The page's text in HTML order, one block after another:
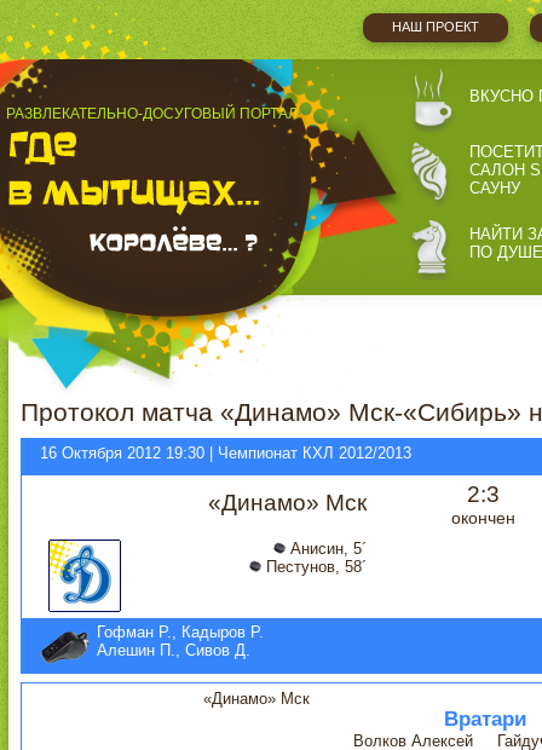
НАШ ПРОЕКТ
РАЗВЛЕКАТЕЛЬНО-ДОСУГОВЫЙ ПОРТАЛ
ВКУСНО
САЛОН
САУНУ
НАЙТИ
ПО ДУШЕ
Протокол матча «Динамо» Мск-«Сибирь»
16 Октября 2012 19:30 | Чемпионат КХЛ 2012/2013
«Динамо» Мск 2:3
окончен
Анисин, 5´
Пестунов, 58´
Гофман Р., Кадыров Р.
Алешин П., Сивов Д.
«Динамо» Мск
Вратари
Волков Алексей